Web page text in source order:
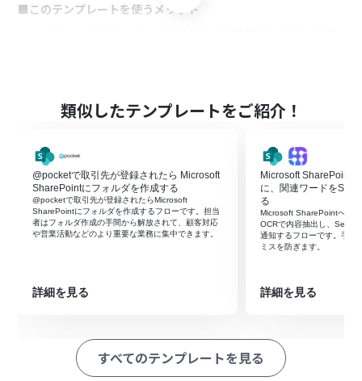
■このテンプレートを使うメリット
軽減し、正確なファイル管理を実現します。
はじめに、Yoomと連携させるアプリとして「Microsoft
SharePoint」と「Google Drive」をマイアプリに登録し
ます
次に、トリガーでMicrosoft SharePointを選択し、「サ
イト内の指定フォルダにファイルが作成または更新され
たら」を設定します
に、後続の処理に進むよう設定します
検知したファイルを取得します
最後に、オペレーションでGoogle Driveの「ファイルを
アップロードする」アクションを設定し、ダウンロードし
類似したテンプレートをご紹介！
@pocketで取引先が登録されたら Microsoft
SharePointにフォルダを作成する
@pocketで取引先が登録されたらMicrosoft
SharePointにフォルダを作成するフローです。担当
者はフォルダ作成の手間から解放されて、顧客対応
や営業活動などのより重要な業務に集中できます。
詳細を見る
Microsoft SharePoint
に、関連ワードを
る
Microsoft SharePointへの
OCRで内容抽出し、
通知するフローです。手動
ミスを防ぎます。
詳細を見る
すべてのテンプレートを見る